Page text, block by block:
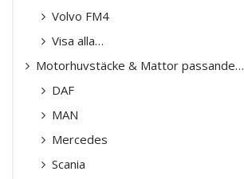
Volvo FM4
Visa alla…
Motorhuvstäcke & Mattor passande…
DAF
MAN
Mercedes
Scania